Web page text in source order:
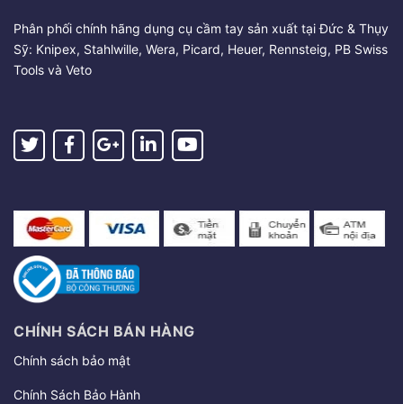
Phân phối chính hãng dụng cụ cầm tay sản xuất tại Đức & Thụy
Sỹ: Knipex, Stahlwille, Wera, Picard, Heuer, Rennsteig, PB Swiss
Tools và Veto
CHÍNH SÁCH BÁN HÀNG
Chính sách bảo mật
Chính Sách Bảo Hành